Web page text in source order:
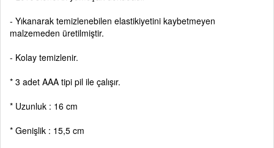
- Yıkanarak temizlenebilen elastikiyetini kaybetmeyen
malzemeden üretilmiştir.
- Kolay temizlenir.
* 3 adet AAA tipi pil ile çalışır.
* Uzunluk : 16 cm
* Genişlik : 15,5 cm